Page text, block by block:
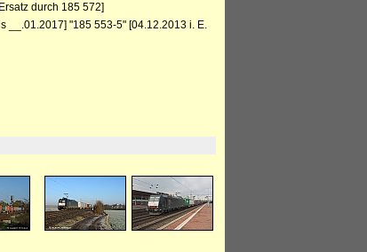
durch 185 572]
__.01.2017] "185 553-5" [04.12.2013 i. E.